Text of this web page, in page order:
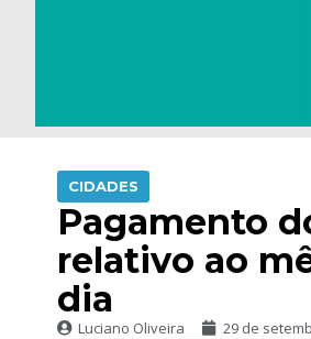
CIDADES
Pagamento
relativo ao
dia
Luciano Oliveira 29 de